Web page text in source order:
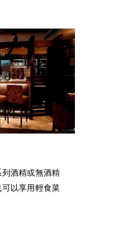
酒精或無酒精
以享用輕食菜